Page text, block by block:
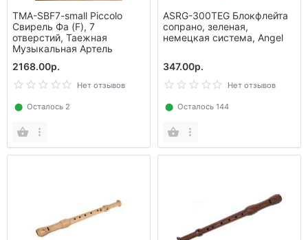
TMA-SBF7-small Piccolo
Свирель Фа (F), 7
отверстий, Таежная
Музыкальная Артель
2168.00р.
Нет отзывов
⬤ Осталось 2
ASRG-300TEG Блокфлейта
сопрано, зеленая,
немецкая система, Angel
347.00р.
Нет отзывов
⬤ Осталось 144